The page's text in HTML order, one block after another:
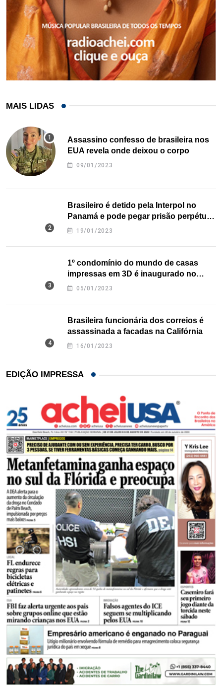
MAIS LIDAS
Assassino confesso de brasileira nos
EUA revela onde deixou o corpo
09/01/2023
Brasileiro é detido pela Interpol no
Panamá e pode pegar prisão perpétua
nos EUA
19/01/2023
1º condomínio do mundo de casas
impressas em 3D é inaugurado no
Texas
05/01/2023
Brasileira funcionária dos correios é
assassinada a facadas na Califórnia
16/01/2023
EDIÇÃO IMPRESSA